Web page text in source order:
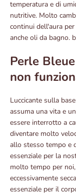
temperatura e di
nutritive. Molto
continui dell'aura
anche oli da bagno.
Perle
non
Luccicante sulla
assuma una vita e
essere interrotto a
diventare molto
allo stesso tempo e
essenziale per la
molto tempo per
eccessivamente
essenziale per il